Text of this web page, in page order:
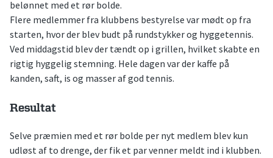
belønnet med et rør bolde.
Flere medlemmer fra klubbens bestyrelse var mødt op fra
starten, hvor der blev budt på rundstykker og hyggetennis.
Ved middagstid blev der tændt op i grillen, hvilket skabte en
rigtig hyggelig stemning. Hele dagen var der kaffe på
kanden, saft, is og masser af god tennis.
Resultat
Selve præmien med et rør bolde per nyt medlem blev kun
udløst af to drenge, der fik et par venner meldt ind i klubben.